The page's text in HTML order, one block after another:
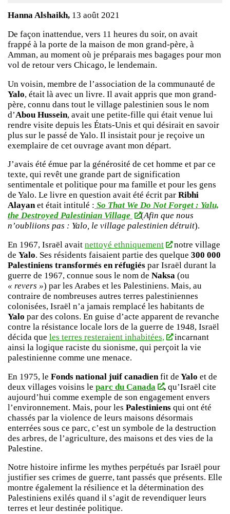
Hanna Alshaikh, 13 août 2021
De façon inattendue, vers 11 heures du soir, on avait
frappé à la porte de la maison de mon grand-père, à
Amman, au moment où je préparais mes bagages pour mon
vol de retour vers Chicago, le lendemain.
Un voisin, membre de l’association de la communauté de
Yalo, était là avec un livre. Il avait appris que mon grand-
père, connu dans tout le village palestinien sous le nom
d’Abou Hussein, avait une petite-fille qui était venue lui
rendre visite depuis les États-Unis et qui désirait en savoir
plus sur le passé de Yalo. Il insistait pour je reçoive un
exemplaire de cet ouvrage avant mon départ.
J’avais été émue par la générosité de cet homme et par ce
texte, qui revêt une grande part de signification
sentimentale et politique pour ma famille et pour les gens
de Yalo. Le livre en question avait été écrit par Ribhi
Alayanet était intitulé : So That We Do Not Forget : Yalu,
the Destroyed Palestinian Village
(Afin que nous
n’oubliions pas : Yalo, le village palestinien détruit).
En 1967, Israël avait nettoyé ethniquement
notre village
de Yalo. Ses résidents faisaient partie des quelque 300 000
Palestiniens transformés en réfugiés par Israël durant la
guerre de 1967, connue sous le nom de Naksa (ou
« revers ») par les Arabes et les Palestiniens. Mais, au
contraire de nombreuses autres terres palestiniennes
colonisées, Israël n’a jamais remplacé les habitants de
Yalo par des colons. En guise d’acte apparent de revanche
contre la résistance locale lors de la guerre de 1948, Israël
décida que les terres resteraient inhabitées,
incarnant
ainsi la logique raciste du sionisme, qui perçoit la vie
palestinienne comme une menace.
En 1975, le Fonds national juif canadien fit de Yalo et de
deux villages voisins le parc du Canada ,qu’Israël cite
aujourd’hui comme exemple de son engagement envers
l’environnement. Mais, pour les Palestiniens qui ont été
chassés par la violence de leurs maisons désormais
enterrées sous ce parc, c’est un symbole de la destruction
des arbres, de l’agriculture, des maisons et des vies de la
Palestine.
Notre histoire infirme les mythes perpétués par Israël pour
justifier ses crimes de guerre, tant passés que présents. Elle
montre également la résilience et la détermination des
Palestiniens exilés quand il s’agit de revendiquer leurs
terres et leur destinée politique.